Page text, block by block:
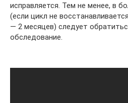
исправляется. Тем не менее, в
(если цикл не
— 2 месяцев) следует
обследование.